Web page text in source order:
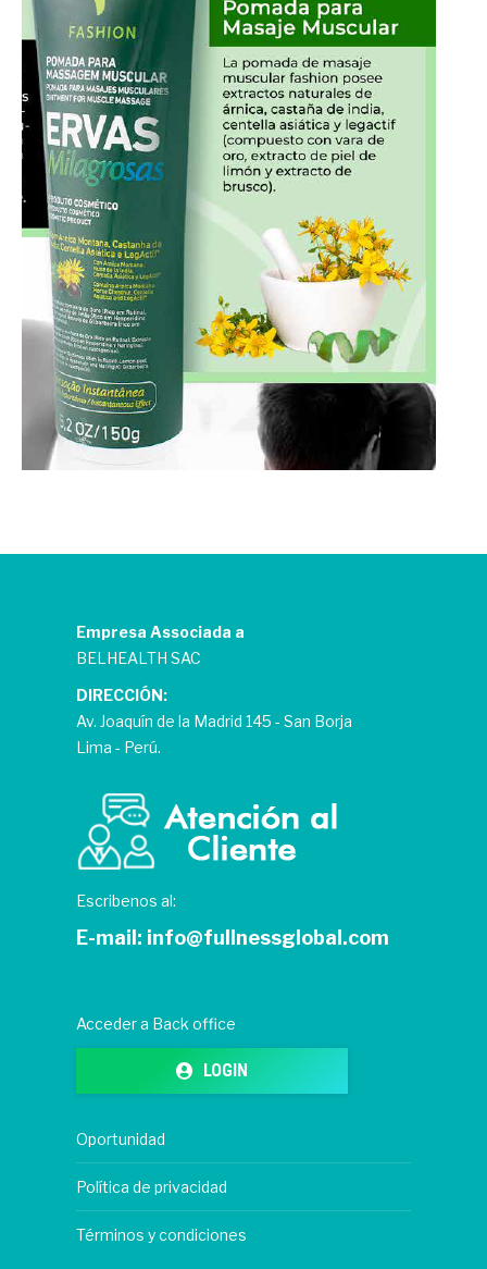
Empresa Associada a
BELHEALTH SAC
DIRECCIÓN:
Av. Joaquín de la Madrid 145 - San Borja
Lima - Perú.
Escribenos al:
E-mail: info@fullnessglobal.com
Acceder a Back office
LOGIN
Oportunidad
Política de privacidad
Términos y condiciones